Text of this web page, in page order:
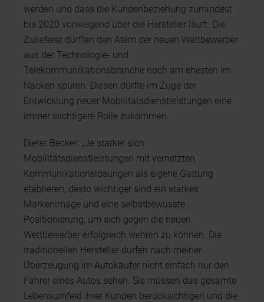
werden und dass die Kundenbeziehung zumindest
bis 2020 vorwiegend über die Hersteller läuft. Die
Zulieferer dürften den Atem der neuen Wettbewerber
aus der Technologie- und
Telekommunikationsbranche noch am ehesten im
Nacken spüren. Diesen dürfte im Zuge der
Entwicklung neuer Mobilitätsdienstleistungen eine
immer wichtigere Rolle zukommen.
Dieter Becker: „Je stärker sich
Mobilitätsdienstleistungen mit vernetzten
Kommunikationslösungen als eigene Gattung
etablieren, desto wichtiger sind ein starkes
Markenimage und eine selbstbewusste
Positionierung, um sich gegen die neuen
Wettbewerber erfolgreich wehren zu können. Die
traditionellen Hersteller dürfen nach meiner
Überzeugung im Autokäufer nicht einfach nur den
Fahrer eines Autos sehen. Sie müssen das gesamte
Lebensumfeld ihrer Kunden berücksichtigen und die